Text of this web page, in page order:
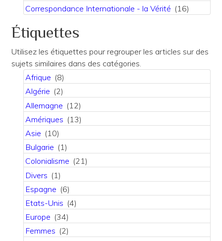
Correspondance Internationale - la Vérité (16)
Étiquettes
Utilisez les étiquettes pour regrouper les articles sur des
sujets similaires dans des catégories.
Afrique (8)
Algérie (2)
Allemagne (12)
Amériques (13)
Asie (10)
Bulgarie (1)
Colonialisme (21)
Divers (1)
Espagne (6)
Etats-Unis (4)
Europe (34)
Femmes (2)